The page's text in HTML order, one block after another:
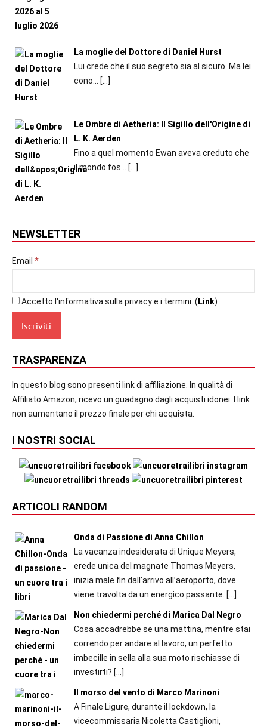
La moglie del Dottore di Daniel Hurst
Lui crede che il suo segreto sia al sicuro. Ma lei
cono...
[…]
Le Ombre di Aetheria: Il Sigillo dell'Origine di
L. K. Aerden
Fino a quel momento Ewan aveva creduto che
il mondo fos...
[…]
NEWSLETTER
Email *
Accetto l'informativa sulla privacy e i termini. ( Link)
TRASPARENZA
In questo blog sono presenti link di affiliazione. In qualità di
Affiliato Amazon, ricevo un guadagno dagli acquisti idonei. I link
non aumentano il prezzo finale per chi acquista.
I NOSTRI SOCIAL
ARTICOLI RANDOM
Onda di Passione di Anna Chillon
La vacanza indesiderata di Unique Meyers,
erede unica del magnate Thomas Meyers,
inizia male fin dall’arrivo all’aeroporto, dove
viene travolta da un energico passante. […]
Non chiedermi perché di Marica Dal Negro
Cosa accadrebbe se una mattina, mentre stai
correndo per andare al lavoro, un perfetto
imbecille in sella alla sua moto rischiasse di
investirti? […]
Il morso del vento di Marco Marinoni
A Finale Ligure, durante il lockdown, la
vicecommissaria Nicoletta Castiglioni,